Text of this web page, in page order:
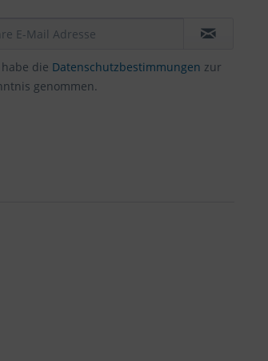
die Datenschutzbestimmungen zur
genommen.